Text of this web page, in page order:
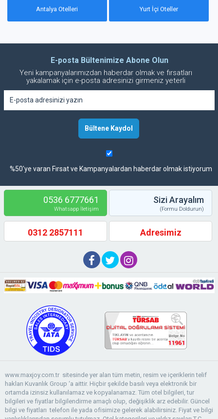
Antalya Otelleri Yurt İçi Oteller
E-posta Bültenimize Abone Olun
Yeni kampanyalarımızdan haberdar olmak ve fırsatları
yakalamak için e-posta adresinizi girmeniz yeterli
%50'ye varan Fırsat ve Kampanyalardan haberdar olmak istiyorum
0536 6777661
Whatsapp İletişim
Sizi Arayalım
(Formu Doldurun)
0312 2857111 Adresimiz
www.maxjoy.com.tr sitesinde yer alan tüm metin, resim ve içeriklerin telif
hakları Kuvanlık Group ‘a aittir. Hiçbir şekilde basılı veya elektronik bir
ortamda izinsiz kullanılamaz ve kopyalanamaz. Tüm otel bilgileri, tur
bilgileri ve fiyatlar bilgilendirme amaçlı olup, değişiklik arz edebilir. Güncel
bilgi ve fiyatları telefon ile yada ofisimize gelerek alabilirsiniz. Fiyat ve bilgi